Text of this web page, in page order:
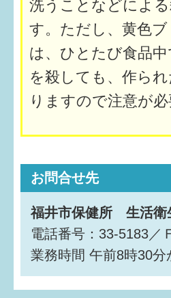
洗うことなどによ
す。ただし、黄色
は、ひとたび食品
を殺しても、作ら
りますので注意が必
お問合せ先
福井市保健所 生活衛
電話番号：33-5183／
業務時間 午前8時30分
すまいるサポート行